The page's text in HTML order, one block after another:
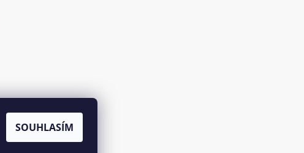
SOUHLASÍM